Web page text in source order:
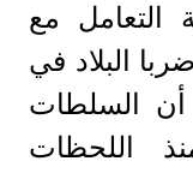
التعامل مع
البلاد في
أن السلطات
اللحظات